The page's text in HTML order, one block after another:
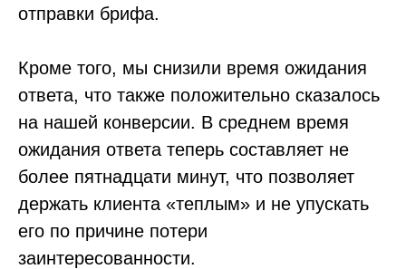
отправки брифа.
Кроме того, мы снизили время ожидания
ответа, что также положительно сказалось
на нашей конверсии. В среднем время
ожидания ответа теперь составляет не
более пятнадцати минут, что позволяет
держать клиента «теплым» и не упускать
его по причине потери
заинтересованности.